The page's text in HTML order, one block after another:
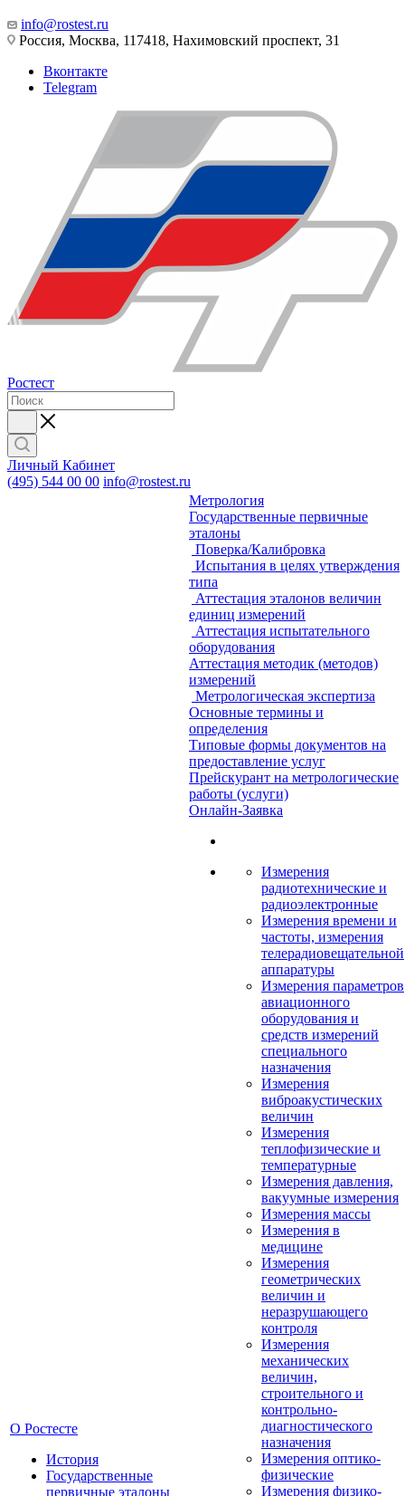
info@rostest.ru
Россия, Москва, 117418, Нахимовский проспект, 31
Вконтакте
Telegram
Ростест
Личный Кабинет
(495) 544 00 00 info@rostest.ru
О Ростесте
История
Государственные
первичные эталоны
Метрология
Государственные первичные
эталоны
Поверка/Калибровка
Испытания в целях утверждения
типа
Аттестация эталонов величин
единиц измерений
Аттестация испытательного
оборудования
Аттестация методик (методов)
измерений
Метрологическая экспертиза
Основные термины и
определения
Типовые формы документов на
предоставление услуг
Прейскурант на метрологические
работы (услуги)
Онлайн-Заявка
Измерения
радиотехнические и
радиоэлектронные
Измерения времени и
частоты, измерения
телерадиовещательной
аппаратуры
Измерения параметров
авиационного
оборудования и
средств измерений
специального
назначения
Измерения
виброакустических
величин
Измерения
теплофизические и
температурные
Измерения давления,
вакуумные измерения
Измерения массы
Измерения в
медицине
Измерения
геометрических
величин и
неразрушающего
контроля
Измерения
механических
величин,
строительного и
контрольно-
диагностического
назначения
Измерения оптико-
физические
Измерения физико-